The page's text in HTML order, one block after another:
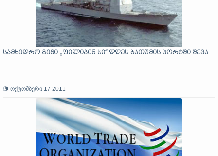
სამხედრო გემი „ფილიპინ სი“ დღეს ბათუმის პორტში შევა
ოქტომბერი 17 2011